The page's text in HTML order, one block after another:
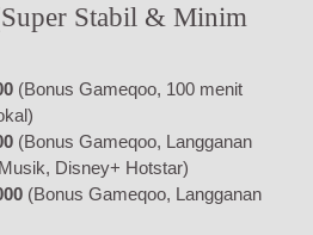
Stabil & Minim
(Bonus Gameqoo, 100 menit
(Bonus Gameqoo, Langganan
Disney+ Hotstar)
(Bonus Gameqoo, Langganan